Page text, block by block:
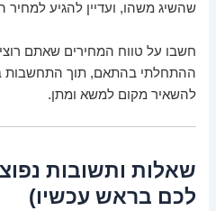
שהשיג משהו, ועדיין להגיע למחיר
חשבו על טווח המחירים שאתם
ההתחלתי בהתאם, תוך התחשבות
להשאיר מקום למשא ומתן.
שאלות ותשובות
לכם בראש עכשיו)